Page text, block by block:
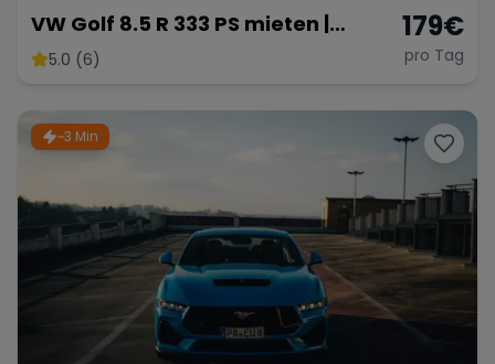
VW Golf 8.5 R 333 PS mieten |
Akrapovič | 4Motion | Panorama |
5.0 (6)
179€
pro Tag
~3 Min